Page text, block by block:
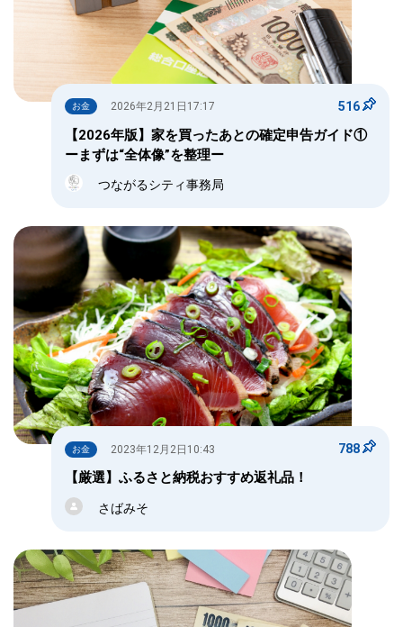
お金 2026年2月21日17:17 516
【2026年版】家を買ったあとの確定申告ガイド①
ーまずは“全体像”を整理ー
つながるシティ事務局
お金 2023年12月2日10:43 788
【厳選】ふるさと納税おすすめ返礼品！
さばみそ